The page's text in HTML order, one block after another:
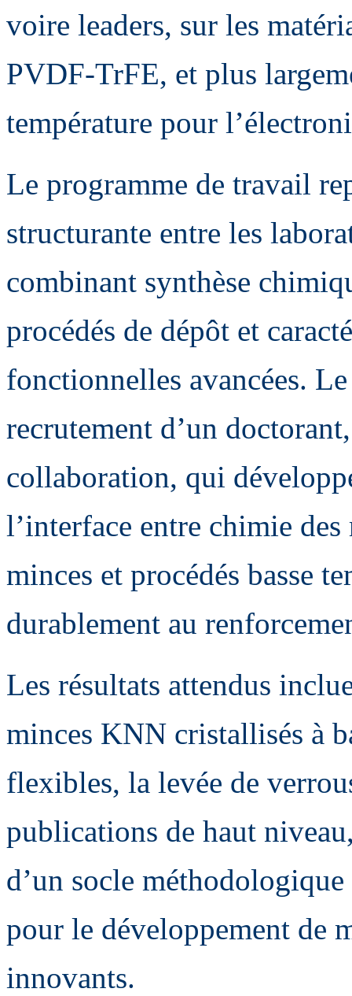
voire leaders, sur les
PVDF-TrFE, et plus
température pour
Le programme de travail
structurante entre les
combinant synthèse
procédés de dépôt et
fonctionnelles avancées.
recrutement d’un
collaboration, qui
l’interface entre chimie
minces et procédés basse
durablement au
Les résultats attendus
minces KNN cristallisés à
flexibles, la levée de
publications de haut
d’un socle
pour le développement de
innovants.